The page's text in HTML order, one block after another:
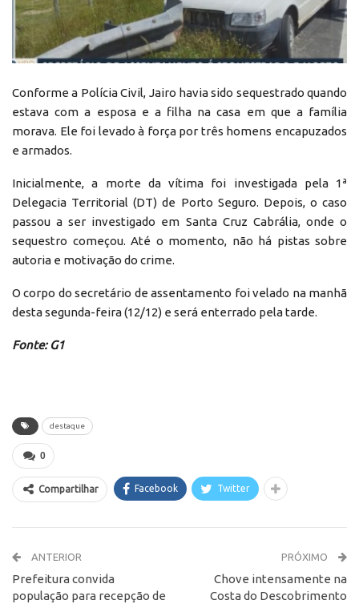
Conforme a Polícia Civil, Jairo havia sido sequestrado quando
estava com a esposa e a filha na casa em que a família
morava. Ele foi levado à força por três homens encapuzados
e armados.
Inicialmente, a morte da vítima foi investigada pela 1ª
Delegacia Territorial (DT) de Porto Seguro. Depois, o caso
passou a ser investigado em Santa Cruz Cabrália, onde o
sequestro começou. Até o momento, não há pistas sobre
autoria e motivação do crime.
O corpo do secretário de assentamento foi velado na manhã
desta segunda-feira (12/12) e será enterrado pela tarde.
Fonte: G1
destaque
0
Compartilhar Facebook Twitter
ANTERIOR
Prefeitura convida
população para recepção de
PRÓXIMO
Chove intensamente na
Costa do Descobrimento